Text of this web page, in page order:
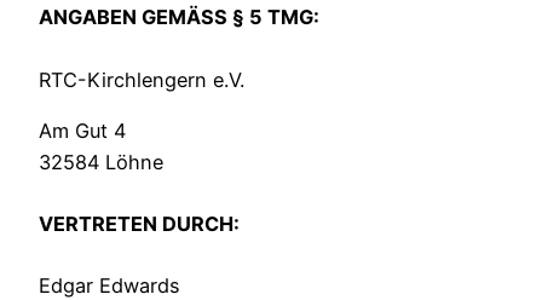
ANGABEN GEMÄSS § 5 TMG:
RTC-Kirchlengern e.V.
Am Gut 4
32584 Löhne
VERTRETEN DURCH:
Edgar Edwards